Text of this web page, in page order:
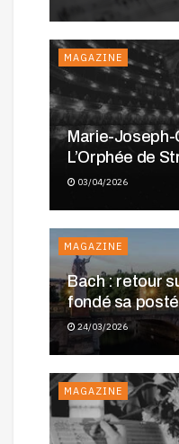
MAGAZINE
Marie-
L’Orphée de
03/04/2026
MAGAZINE
Bach : retour
fondé sa
24/03/2026
MAGAZINE